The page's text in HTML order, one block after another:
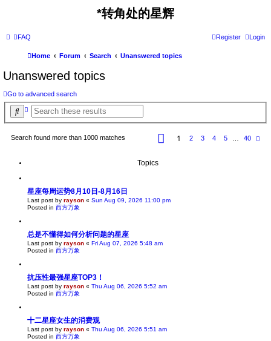
*转角处的星辉
FAQ Login
Register
Home Forum Search Unanswered topics
Unanswered topics
Go to advanced search
S
e
r
v
n
r
c
h
Search found more than 1000 matches 1 2 3 4 5 40
Topics
星座每周运势8月10日-8月16日
Last post by rayson « Sun Aug 09, 2026 11:00 pm
Posted in 西方万象
总是不懂得如何分析问题的星座
Last post by rayson « Fri Aug 07, 2026 5:48 am
Posted in 西方万象
抗压性最强星座TOP3！
Last post by rayson « Thu Aug 06, 2026 5:52 am
Posted in 西方万象
十二星座女生的消费观
Last post by rayson « Thu Aug 06, 2026 5:51 am
Posted in 西方万象